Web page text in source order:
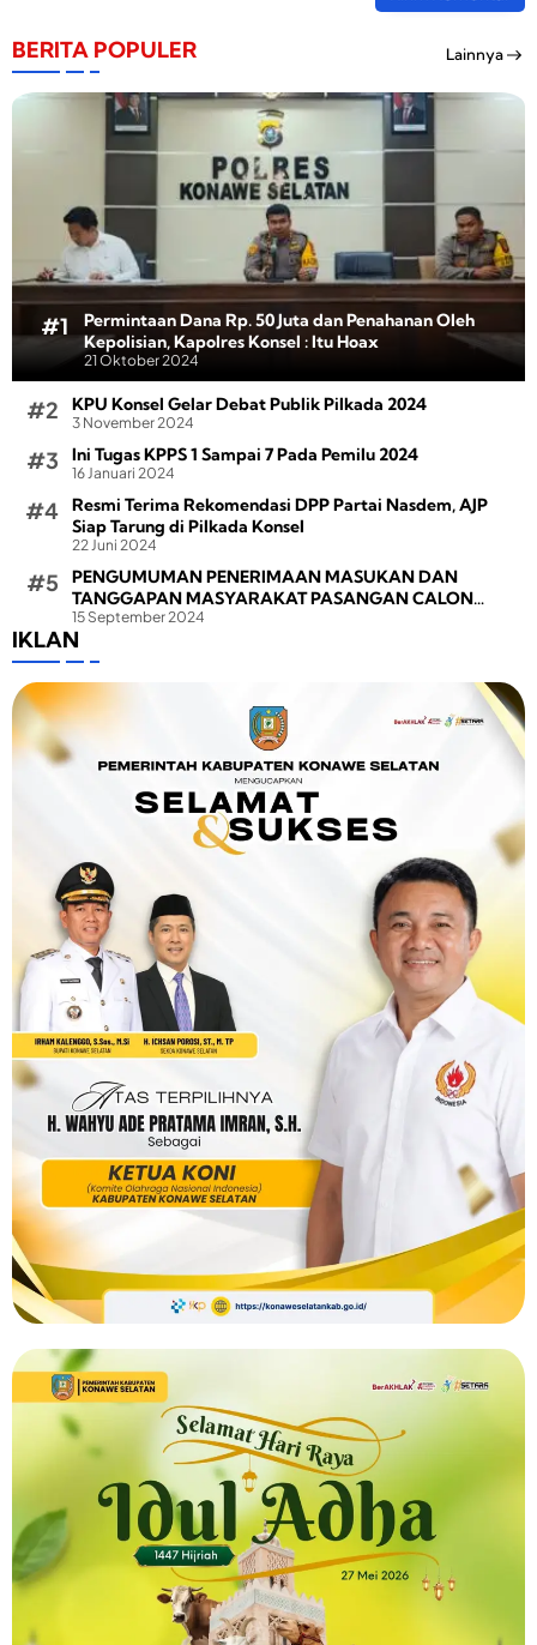
BERITA POPULER Lainnya
Permintaan Dana Rp. 50 Juta dan Penahanan Oleh
Kepolisian, Kapolres Konsel : Itu Hoax
21 Oktober 2024
KPU Konsel Gelar Debat Publik Pilkada 2024
3 November 2024
Ini Tugas KPPS 1 Sampai 7 Pada Pemilu 2024
16 Januari 2024
Resmi Terima Rekomendasi DPP Partai Nasdem, AJP
Siap Tarung di Pilkada Konsel
22 Juni 2024
PENGUMUMAN PENERIMAAN MASUKAN DAN
TANGGAPAN MASYARAKAT PASANGAN CALON
BUPATI DAN WAKIL BUPATI PADA PEMILIHAN BUPATI
DAN WAKIL BUPATI KONAWE SELATAN TAHUN 2024
15 September 2024
IKLAN